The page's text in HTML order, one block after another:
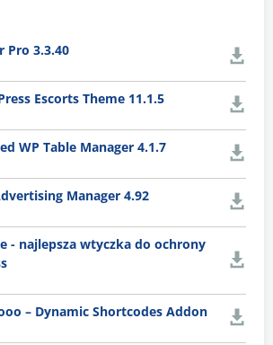
Pro 3.3.40
Escorts Theme 11.1.5
WP Table Manager 4.1.7
Manager 4.92
- najlepsza wtyczka do ochrony
– Dynamic Shortcodes Addon